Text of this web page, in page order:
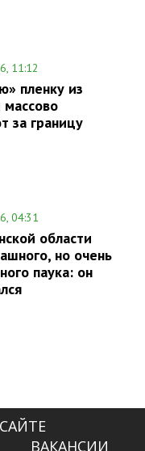
11:12
пленку из
массово
за границу
04:31
области
но очень
паука: он
ВАКАНСИИ